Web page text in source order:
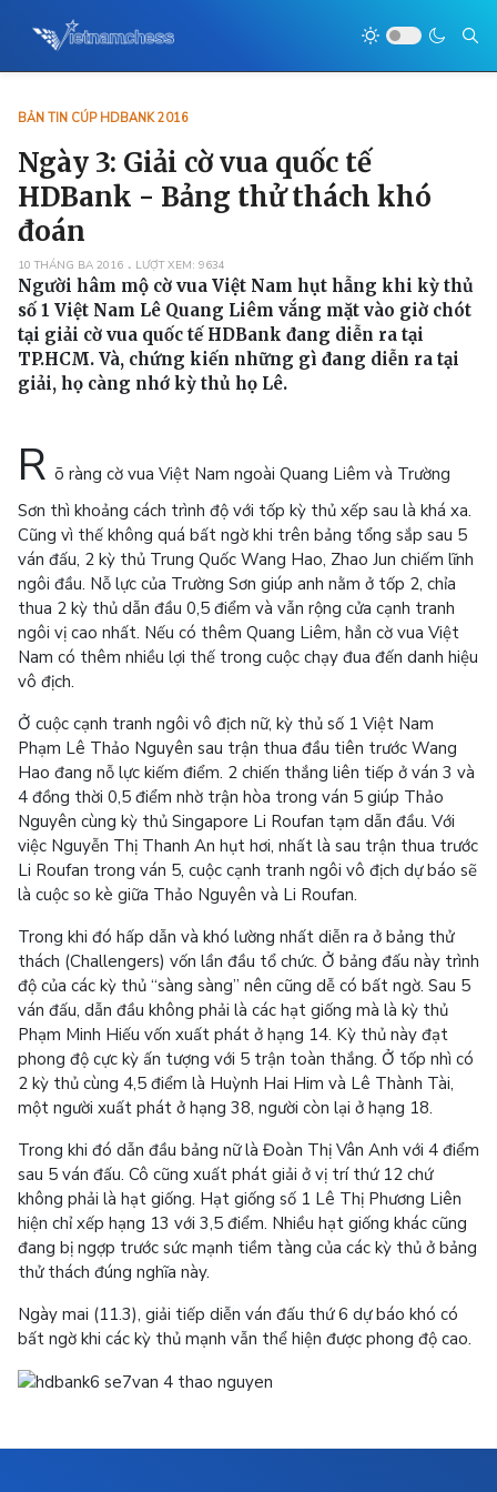
BẢN TIN CÚP HDBANK 2016
Ngày 3: Giải cờ vua quốc tế
HDBank - Bảng thử thách khó
đoán
10 THÁNG BA 2016 LƯỢT XEM: 9634
Người hâm mộ cờ vua Việt Nam hụt hẫng khi kỳ thủ
số 1 Việt Nam Lê Quang Liêm vắng mặt vào giờ chót
tại giải cờ vua quốc tế HDBank đang diễn ra tại
TP.HCM. Và, chứng kiến những gì đang diễn ra tại
giải, họ càng nhớ kỳ thủ họ Lê.
R õ ràng cờ vua Việt Nam ngoài Quang Liêm và Trường
Sơn thì khoảng cách trình độ với tốp kỳ thủ xếp sau là khá xa.
Cũng vì thế không quá bất ngờ khi trên bảng tổng sắp sau 5
ván đấu, 2 kỳ thủ Trung Quốc Wang Hao, Zhao Jun chiếm lĩnh
ngôi đầu. Nỗ lực của Trường Sơn giúp anh nằm ở tốp 2, chỉa
thua 2 kỳ thủ dẫn đầu 0,5 điểm và vẫn rộng cửa cạnh tranh
ngôi vị cao nhất. Nếu có thêm Quang Liêm, hẳn cờ vua Việt
Nam có thêm nhiều lợi thế trong cuộc chạy đua đến danh hiệu
vô địch.
Ở cuộc cạnh tranh ngôi vô địch nữ, kỳ thủ số 1 Việt Nam
Phạm Lê Thảo Nguyên sau trận thua đầu tiên trước Wang
Hao đang nỗ lực kiếm điểm. 2 chiến thắng liên tiếp ở ván 3 và
4 đồng thời 0,5 điểm nhờ trận hòa trong ván 5 giúp Thảo
Nguyên cùng kỳ thủ Singapore Li Roufan tạm dẫn đầu. Với
việc Nguyễn Thị Thanh An hụt hơi, nhất là sau trận thua trước
Li Roufan trong ván 5, cuộc cạnh tranh ngôi vô địch dự báo sẽ
là cuộc so kè giữa Thảo Nguyên và Li Roufan.
Trong khi đó hấp dẫn và khó lường nhất diễn ra ở bảng thử
thách (Challengers) vốn lần đầu tổ chức. Ở bảng đấu này trình
độ của các kỳ thủ “sàng sàng” nên cũng dễ có bất ngờ. Sau 5
ván đấu, dẫn đầu không phải là các hạt giống mà là kỳ thủ
Phạm Minh Hiếu vốn xuất phát ở hạng 14. Kỳ thủ này đạt
phong độ cực kỳ ấn tượng với 5 trận toàn thắng. Ở tốp nhì có
2 kỳ thủ cùng 4,5 điểm là Huỳnh Hai Him và Lê Thành Tài,
một người xuất phát ở hạng 38, người còn lại ở hạng 18.
Trong khi đó dẫn đầu bảng nữ là Đoàn Thị Vân Anh với 4 điểm
sau 5 ván đấu. Cô cũng xuất phát giải ở vị trí thứ 12 chứ
không phải là hạt giống. Hạt giống số 1 Lê Thị Phương Liên
hiện chỉ xếp hạng 13 với 3,5 điểm. Nhiều hạt giống khác cũng
đang bị ngợp trước sức mạnh tiềm tàng của các kỳ thủ ở bảng
thử thách đúng nghĩa này.
Ngày mai (11.3), giải tiếp diễn ván đấu thứ 6 dự báo khó có
bất ngờ khi các kỳ thủ mạnh vẫn thể hiện được phong độ cao.